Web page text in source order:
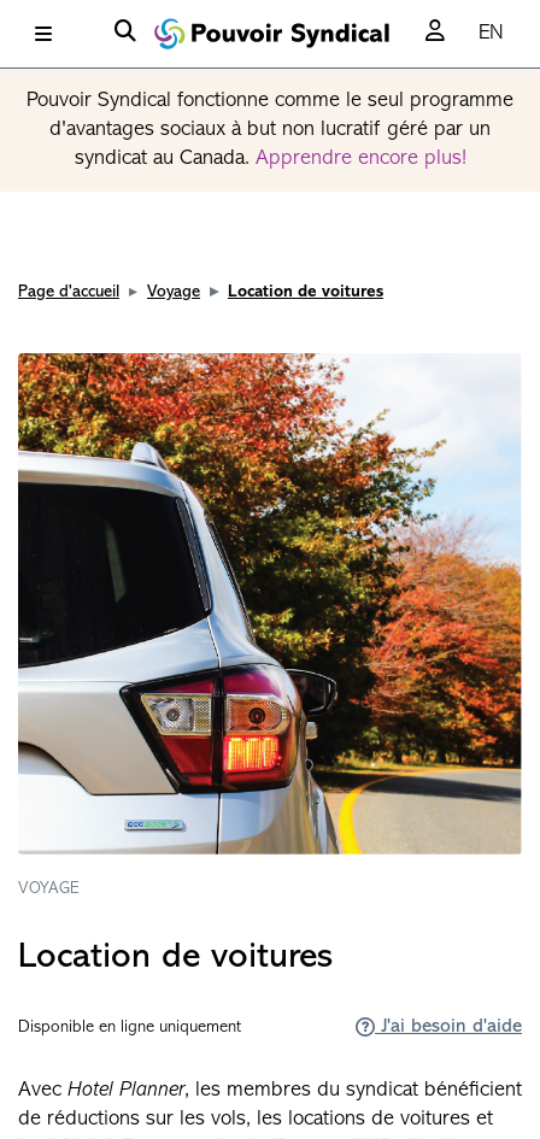
EN
Pouvoir Syndical fonctionne comme le seul programme
d'avantages sociaux à but non lucratif géré par un
syndicat au Canada. Apprendre encore plus!
Page d'accueil Voyage Location de voitures
VOYAGE
Location de voitures
Disponible en ligne uniquement J'ai besoin d'aide
Avec Hotel Planner, les membres du syndicat bénéficient
de réductions sur les vols, les locations de voitures et